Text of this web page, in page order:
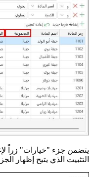
يتضمن جزء "خيارات" زراً
التثبيت الذي يتيح إظهار